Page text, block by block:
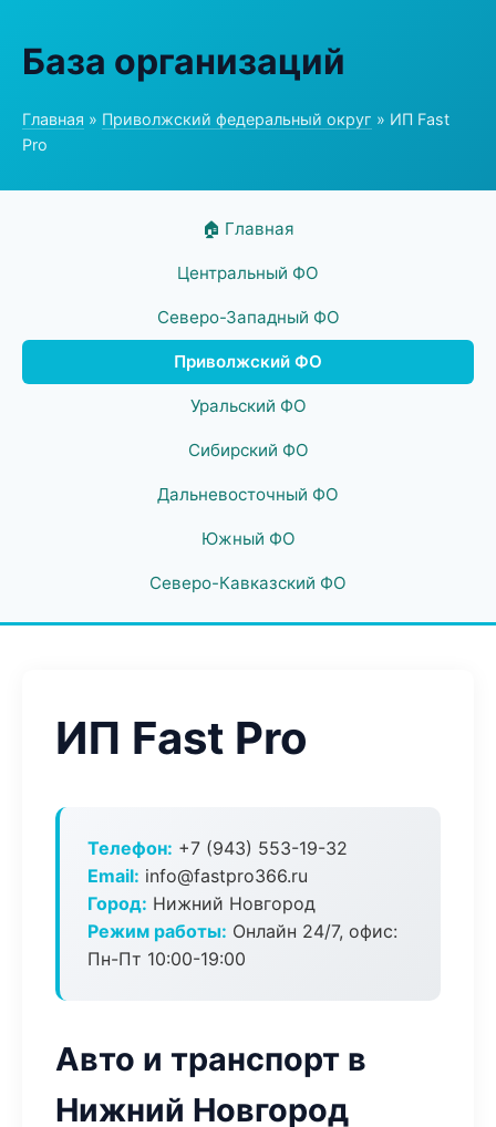
База организаций
Главная » Приволжский федеральный округ » ИП Fast
Pro
🏠 Главная
Центральный ФО
Северо-Западный ФО
Приволжский ФО
Уральский ФО
Сибирский ФО
Дальневосточный ФО
Южный ФО
Северо-Кавказский ФО
ИП Fast Pro
Телефон: +7 (943) 553-19-32
Email: info@fastpro366.ru
Город: Нижний Новгород
Режим работы: Онлайн 24/7, офис:
Пн-Пт 10:00-19:00
Авто и транспорт в
Нижний Новгород